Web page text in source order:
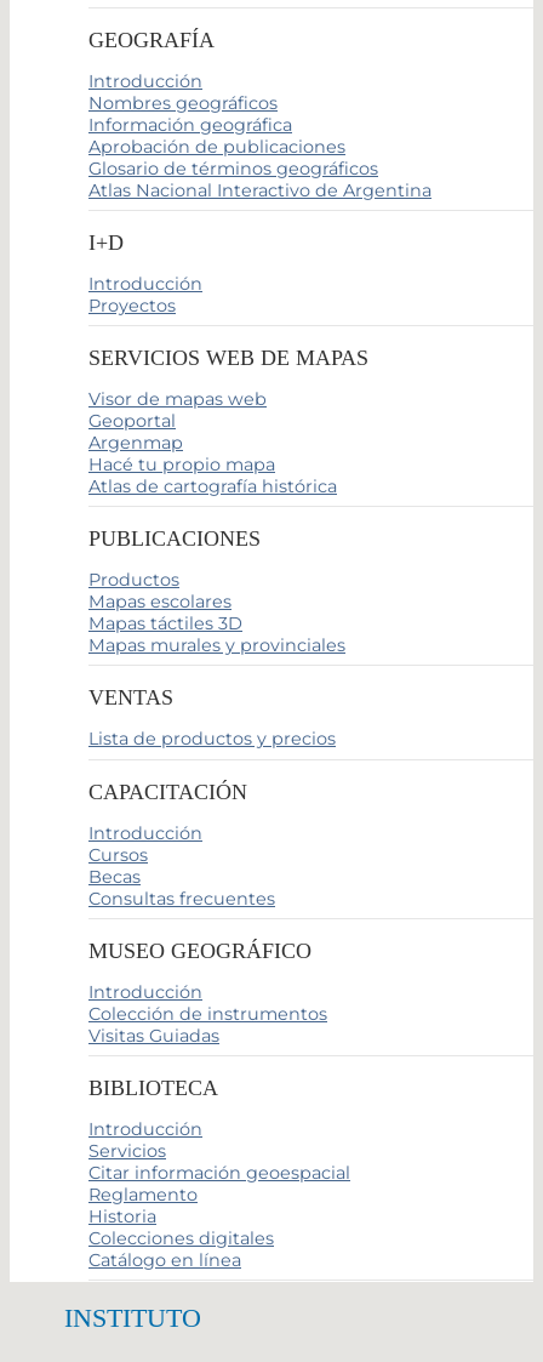
GEOGRAFÍA
Introducción
Nombres geográficos
Información geográfica
Aprobación de publicaciones
Glosario de términos geográficos
Atlas Nacional Interactivo de Argentina
I+D
Introducción
Proyectos
SERVICIOS WEB DE MAPAS
Visor de mapas web
Geoportal
Argenmap
Hacé tu propio mapa
Atlas de cartografía histórica
PUBLICACIONES
Productos
Mapas escolares
Mapas táctiles 3D
Mapas murales y provinciales
VENTAS
Lista de productos y precios
CAPACITACIÓN
Introducción
Cursos
Becas
Consultas frecuentes
MUSEO GEOGRÁFICO
Introducción
Colección de instrumentos
Visitas Guiadas
BIBLIOTECA
Introducción
Servicios
Citar información geoespacial
Reglamento
Historia
Colecciones digitales
Catálogo en línea
INSTITUTO